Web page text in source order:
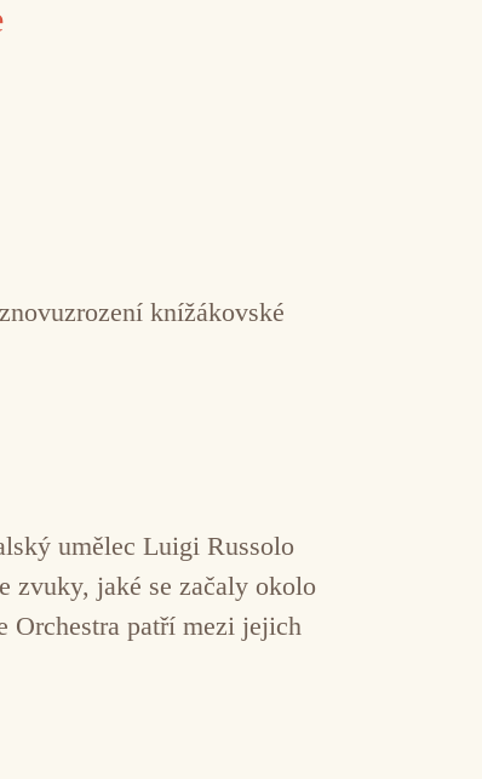
knížákovské
umělec Luigi Russolo
zvuky, jaké se začaly okolo
Orchestra patří mezi jejich